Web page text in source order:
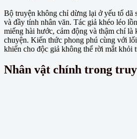
Bộ truyện không chỉ dừng lại ở yếu tố dã
và đầy tính nhân văn. Tác giả khéo léo
miếng hài hước, cảm động và thậm chí là
chuyện. Kiến thức phong phú cùng với
khiến cho độc giả không thể rời mắt khỏi
Nhân vật chính trong